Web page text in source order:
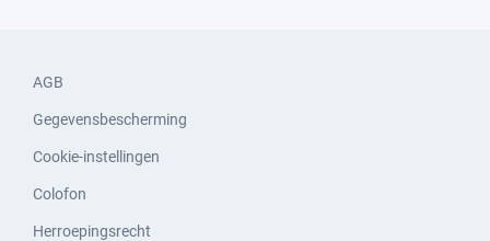
AGB
Gegevensbescherming
Cookie-instellingen
Colofon
Herroepingsrecht